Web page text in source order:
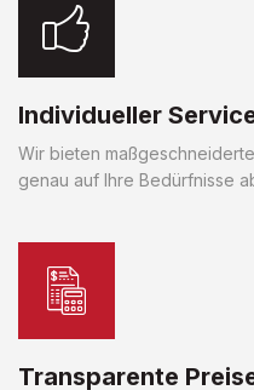
Individueller
Wir bieten
genau auf Ihre Bedürfnisse
Transparente